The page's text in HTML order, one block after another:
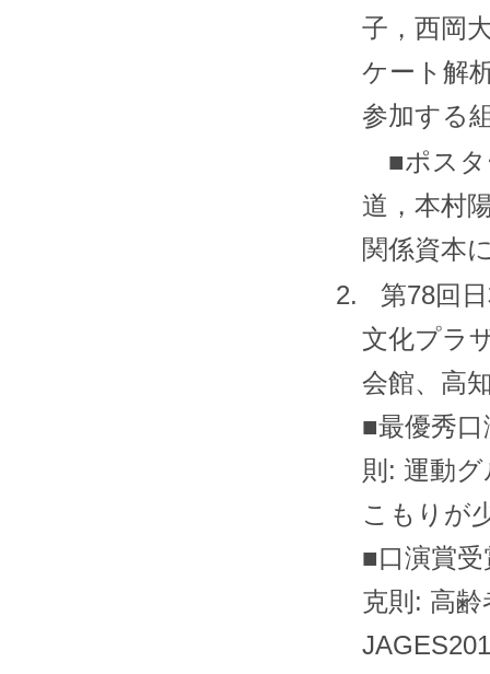
子，西岡
ケート解
参加する
■ポスター
道，本村
関係資本
2.
第78回
文化プラ
会館、高
■最優秀
則 : 運動
こもりが
■口演賞
克則 : 高齢